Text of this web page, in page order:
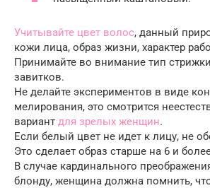
Учитывайте цвет волос, данный
кожи лица, образ жизни, характер
Принимайте во внимание тип
завитков.
Не делайте экспериментов в виде
мелирования, это смотрится
вариант для зрелых женщин.
Если белый цвет не идет к лицу, не
Это сделает образ старше на 6 и
В случае кардинального
блонду, женщина должна помнить,